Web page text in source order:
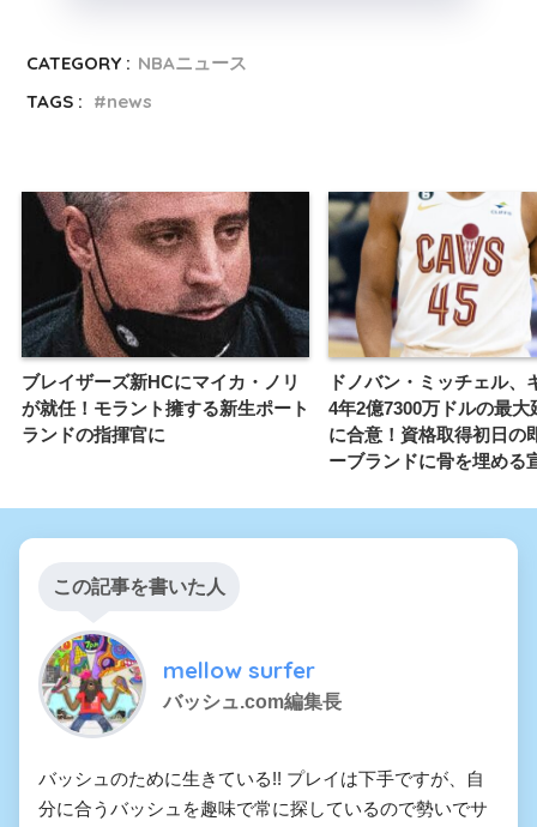
CATEGORY : NBAニュース
TAGS :
news
ブレイザーズ新HCにマイカ・ノリ
が就任！モラント擁する新生ポート
ランドの指揮官に
ドノバン・ミッチェル、
4年2億7300万ドルの最大
に合意！資格取得初日の
ーブランドに骨を埋める
この記事を書いた人
mellow surfer
バッシュ.com編集長
バッシュのために生きている!! プレイは下手ですが、自
分に合うバッシュを趣味で常に探しているので勢いでサ